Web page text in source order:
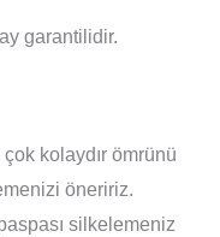
garantilidir.
çok kolaydır ömrünü
öneririz.
silkelemeniz